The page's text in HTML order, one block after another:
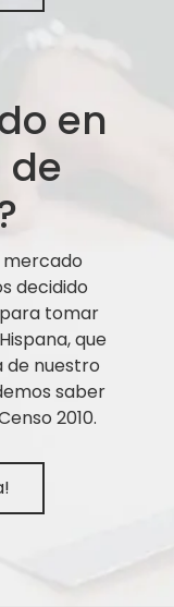
en
decidido
tomar
que
de nuestro
saber
2010.